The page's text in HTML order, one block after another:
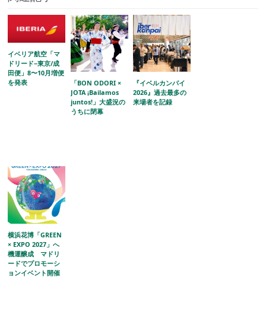
イベリア航空「マ
ドリード−東京/成
田便」8〜10月増便
を発表
「BON ODORI ×
JOTA ¡Bailamos
juntos!」大盛況の
うちに閉幕
『イベルカンパイ
2026』過去最多の
来場者を記録
横浜花博「GREEN
× EXPO 2027」へ
機運醸成 マドリ
ードでプロモーシ
ョンイベント開催